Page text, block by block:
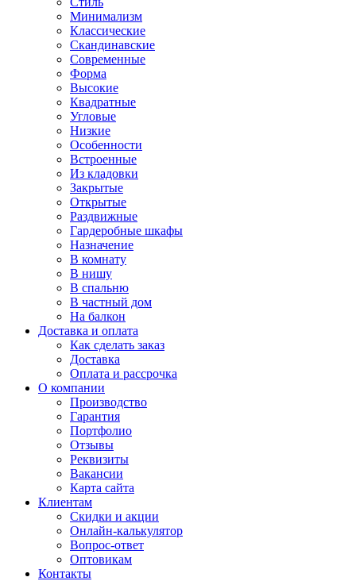
Минимализм
Классические
Скандинавские
Современные
Форма
Высокие
Квадратные
Угловые
Низкие
Особенности
Встроенные
Из кладовки
Закрытые
Открытые
Раздвижные
Гардеробные шкафы
Назначение
В комнату
В нишу
В спальню
В частный дом
На балкон
Доставка и оплата
Как сделать заказ
Доставка
Оплата и рассрочка
О компании
Производство
Гарантия
Портфолио
Отзывы
Реквизиты
Вакансии
Карта сайта
Клиентам
Скидки и акции
Онлайн-калькулятор
Вопрос-ответ
Оптовикам
Контакты